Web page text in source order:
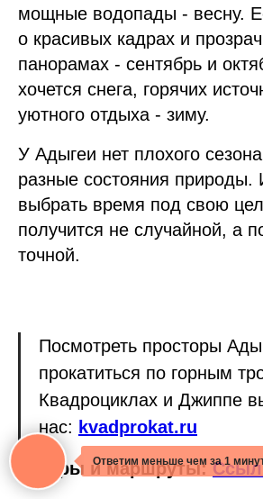
мощные водопады - весну.
о красивых кадрах и
панорамах - сентябрь и
хочется снега, горячих
уютного отдыха - зиму.
У Адыгеи нет плохого
разные состояния природы.
выбрать время под свою
получится не случайной, а
точной.
Посмотреть просторы
прокатиться по горным
Квадроциклах и Джиппе
нас: kvadprokat.ru
Туры и маршруты:
Ответим меньше чем за 1